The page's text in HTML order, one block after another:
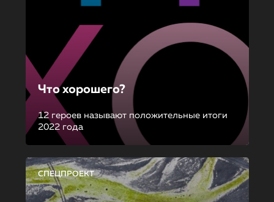
Что хорошего?
12 героев называют положительные итоги
2022 года
СПЕЦПРОЕКТ